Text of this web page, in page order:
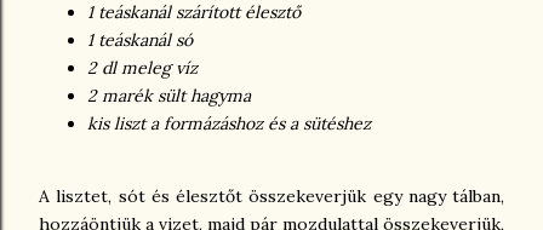
1 teáskanál szárított élesztő
1 teáskanál só
2 dl meleg víz
2 marék sült hagyma
kis liszt a formázáshoz és a sütéshez
A lisztet, sót és élesztőt összekeverjük egy nagy tálban,
hozzáöntjük a vizet, majd pár mozdulattal összekeverjük,